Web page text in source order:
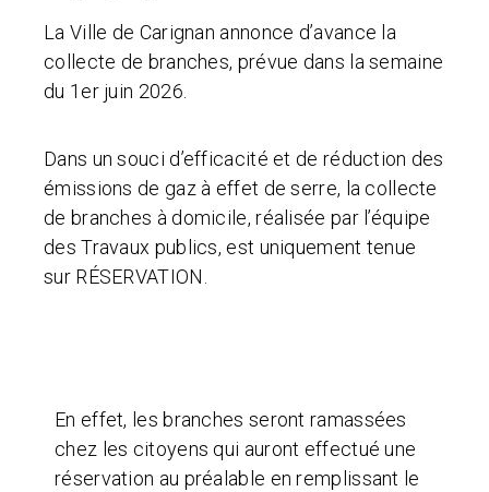
La Ville de Carignan annonce d’avance la
collecte de branches, prévue dans la semaine
du 1er juin 2026.
Dans un souci d’efficacité et de réduction des
émissions de gaz à effet de serre, la collecte
de branches à domicile, réalisée par l’équipe
des Travaux publics, est uniquement tenue
sur RÉSERVATION.
En effet, les branches seront ramassées
chez les citoyens qui auront effectué une
réservation au préalable en remplissant le